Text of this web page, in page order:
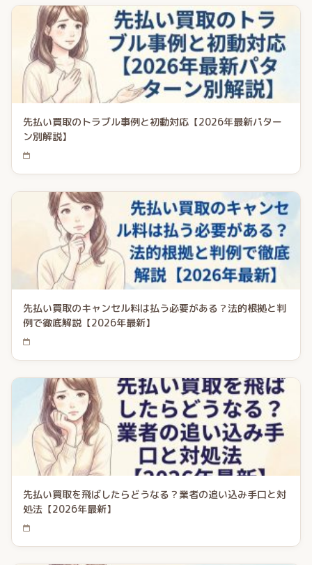
先払い買取のトラブル事例と初動対応【2026年最新パター
ン別解説】
先払い買取のキャンセル料は払う必要がある？法的根拠と判
例で徹底解説【2026年最新】
先払い買取を飛ばしたらどうなる？業者の追い込み手口と対
処法【2026年最新】